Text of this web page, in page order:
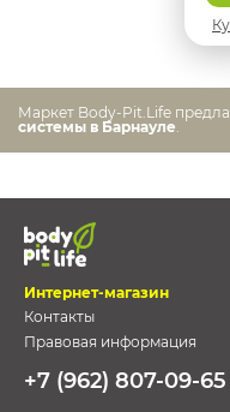
Маркет Body-Pit.Life
системы в Барнауле
Интернет-магазин
Контакты
Правовая информация
+7 (962) 807-09-65